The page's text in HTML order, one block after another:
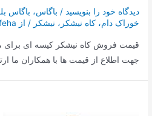
دیدگاه‌ خود را بنویسید / باگاس، باگاس
خوراک دام،کاه نیشکر ، نیشکر / از
قیمت فروش کاه نیشکر کیسه ای برای
جهت اطلاع از قیمت ها با همکاران ما